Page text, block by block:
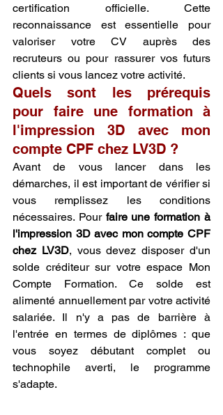
certification officielle. Cette
reconnaissance est essentielle pour
valoriser votre CV auprès des
recruteurs ou pour rassurer vos futurs
clients si vous lancez votre activité.
Quels sont les prérequis
pour faire une formation à
l'impression 3D avec mon
compte CPF chez LV3D ?
Avant de vous lancer dans les
démarches, il est important de vérifier si
vous remplissez les conditions
nécessaires. Pour faire une formation à
l'impression 3D avec mon compte CPF
chez LV3D, vous devez disposer d'un
solde créditeur sur votre espace Mon
Compte Formation. Ce solde est
alimenté annuellement par votre activité
salariée. Il n'y a pas de barrière à
l'entrée en termes de diplômes : que
vous soyez débutant complet ou
technophile averti, le programme
s'adapte.